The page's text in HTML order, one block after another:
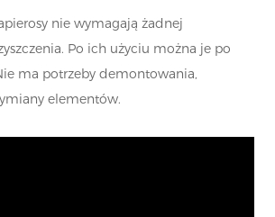
nie wymagają żadnej
Po ich użyciu można je po
ma potrzeby demontowania,
elementów.